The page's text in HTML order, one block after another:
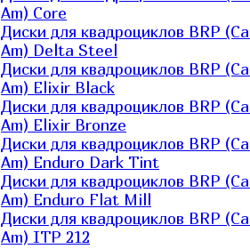
Am) Core
Диски для квадроциклов BRP
Am) Delta Steel
Диски для квадроциклов BRP
Am) Elixir Black
Диски для квадроциклов BRP
Am) Elixir Bronze
Диски для квадроциклов BRP
Am) Enduro Dark Tint
Диски для квадроциклов BRP
Am) Enduro Flat Mill
Диски для квадроциклов BRP
Am) ITP 212